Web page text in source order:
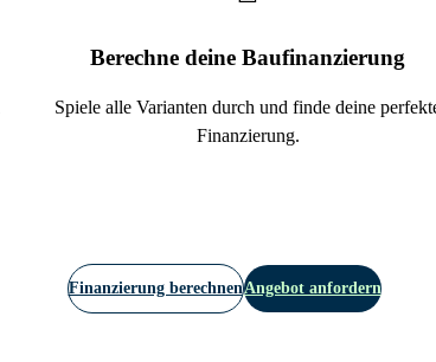
Berechne deine Baufinanzierung
Spiele alle Varianten durch und finde deine
Finanzierung.
Finanzierung berechnenAngebot anfordern